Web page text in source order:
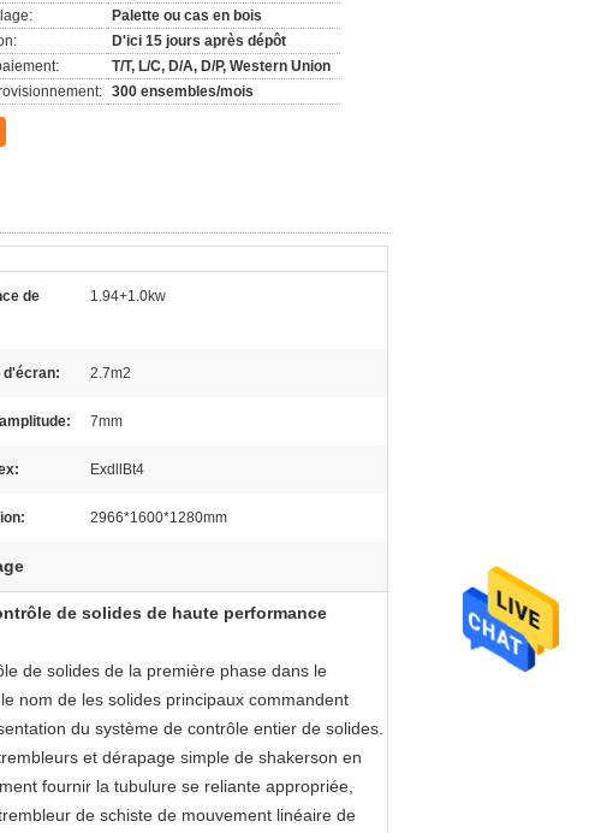
Palette ou cas en bois
D'ici 15 jours après dépôt
T/T, L/C, D/A, D/P, Western Union
300 ensembles/mois
de
1.94+1.0kw
d'écran: 2.7m2
7mm
ExdllBt4
2966*1600*1280mm
de solides de haute performance
de solides de la première phase dans le
nom de les solides principaux commandent
du système de contrôle entier de solides.
et dérapage simple de shakerson en
fournir la tubulure se reliante appropriée,
de schiste de mouvement linéaire de